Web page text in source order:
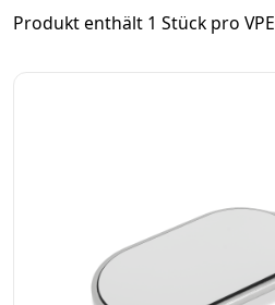
Produkt enthält 1 Stück pro VPE